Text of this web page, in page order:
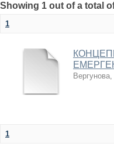
Showing 1 out of a total
1
Вергунова,
1